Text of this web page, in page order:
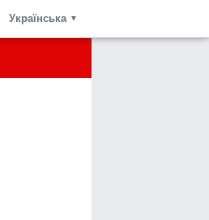
Українська ▼